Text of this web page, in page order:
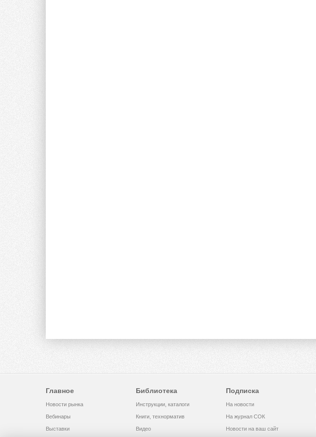
Главное
Новости рынка
Вебинары
Выставки
Библиотека
Инструкции, каталоги
Книги, технорматив
Видео
Подписка
На новости
На журнал СОК
Новости на ваш сайт